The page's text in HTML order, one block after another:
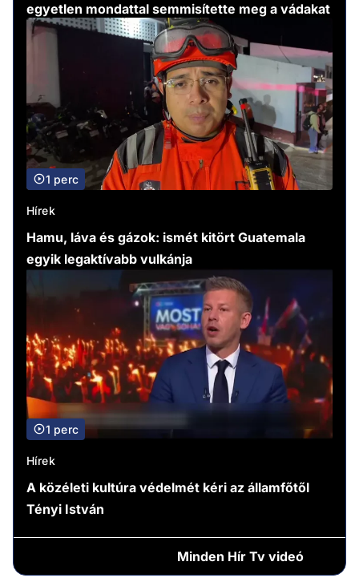
egyetlen mondattal semmisítette meg a vádakat
1 perc
Hírek
Hamu, láva és gázok: ismét kitört Guatemala
egyik legaktívabb vulkánja
1 perc
Hírek
A közéleti kultúra védelmét kéri az államfőtől
Tényi István
Minden Hír Tv videó